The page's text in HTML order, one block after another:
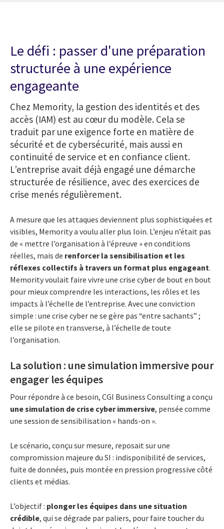
Le défi : passer d'une préparation
structurée à une expérience
engageante
Chez Memority, la gestion des identités et des
accès (IAM) est au cœur du modèle. Cela se
traduit par une exigence forte en matière de
sécurité et de cybersécurité, mais aussi en
continuité de service et en confiance client.
L’entreprise avait déjà engagé une démarche
structurée de résilience, avec des exercices de
crise menés régulièrement.
A mesure que les attaques deviennent plus sophistiquées et
visibles, Memority a voulu aller plus loin. L’enjeu n’était pas
de « mettre l’organisation à l’épreuve » en conditions
réelles, mais de renforcer la sensibilisation et les
réflexes collectifs à travers un format plus engageant.
Memority voulait faire vivre une crise cyber de bout en bout
pour mieux comprendre les interactions, les rôles et les
impacts à l’échelle de l’entreprise. Avec une conviction
simple : une crise cyber ne se gère pas “entre sachants” ;
elle se pilote en transverse, à l’échelle de toute
l’organisation.
La solution : une simulation immersive pour
engager les équipes
Pour répondre à ce besoin, CGI Business Consulting a conçu
une simulation de crise cyber immersive, pensée comme
une session de sensibilisation « hands-on ».
Le scénario, conçu sur mesure, reposait sur une
compromission majeure du SI : indisponibilité de services,
fuite de données, puis montée en pression progressive côté
clients et médias.
L’objectif : plonger les équipes dans une situation
crédible, qui se dégrade par paliers, pour faire toucher du